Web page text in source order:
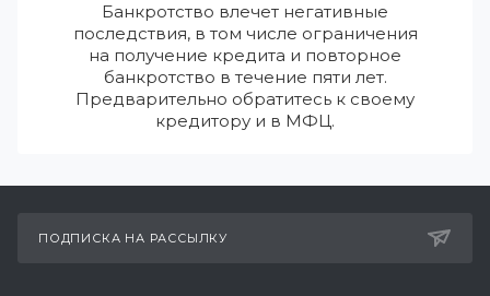
Банкротство влечет негативные
последствия, в том числе ограничения
на получение кредита и повторное
банкротство в течение пяти лет.
Предварительно обратитесь к своему
кредитору и в МФЦ.
ПОДПИСКА НА РАССЫЛКУ